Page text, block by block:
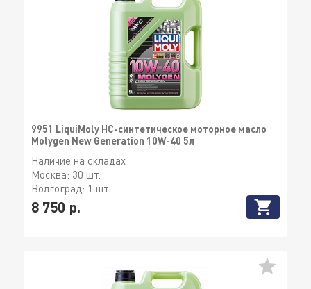
9951 LiquiMoly НС-синтетическое моторное масло
Molygen New Generation 10W-40 5л
Наличие на складах
Москва: 30 шт.
Волгоград: 1 шт.
8 750 р.